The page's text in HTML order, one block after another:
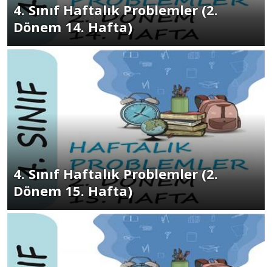
4. Sınıf Haftalık Problemler (2.
Dönem 14. Hafta)
4. Sınıf Haftalık Problemler (2.
Dönem 15. Hafta)